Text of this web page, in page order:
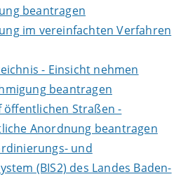
beantragen
im vereinfachten Verfahren
- Einsicht nehmen
beantragen
öffentlichen Straßen -
Anordnung beantragen
und
(BIS2) des Landes Baden-